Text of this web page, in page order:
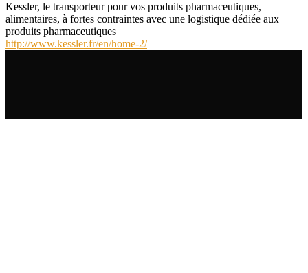
Kessler, le transporteur pour vos produits pharmaceutiques,
alimentaires, à fortes contraintes avec une logistique dédiée aux
produits pharmaceutiques
http://www.kessler.fr/en/home-2/